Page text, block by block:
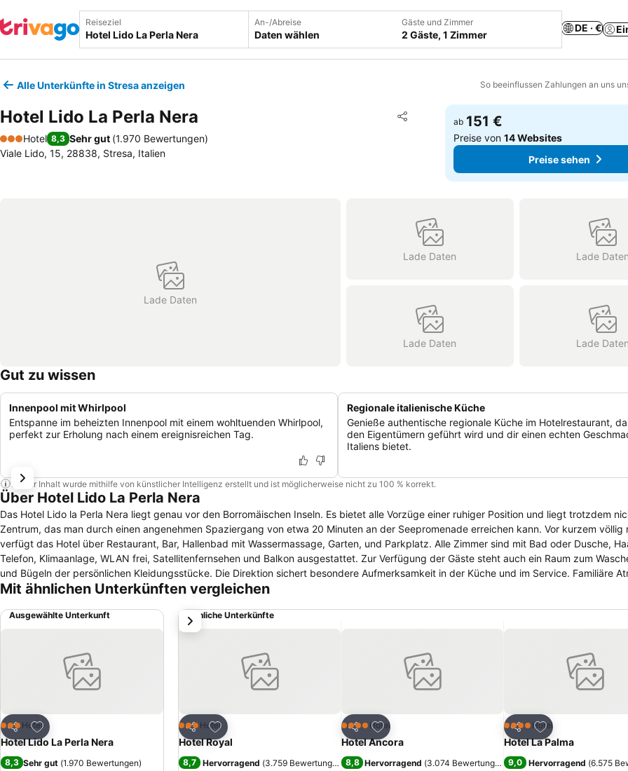
Reiseziel An-/Abreise
Daten wählen
Gäste und Zimmer
2 Gäste, 1 Zimmer
DE · €
Alle Unterkünfte in Stresa anzeigen So beeinflussen Zahlungen an uns
Hotel Lido La Perla Nera Teilen
Zu Favoriten hinzufügen
3 Sterne
Hotel 8,3 Sehr gut (1.970 Bewertungen)
Viale Lido, 15, 28838, Stresa, Italien
ab 151 €
Preise von14 Websites
Preise sehen
Lade Daten
Lade Daten Lade Daten
Lade Daten Lade Daten
Gut zu wissen
Innenpool mit Whirlpool
Entspanne im beheizten Innenpool mit einem wohltuenden Whirlpool,
perfekt zur Erholung nach einem ereignisreichen Tag.
Regionale italienische Küche
Genieße authentische regionale Küche im Hotelrestaurant,
den Eigentümern geführt wird und dir einen echten
Italiens bietet.
Dieser Inhalt wurde mithilfe von künstlicher Intelligenz erstellt und ist möglicherweise nicht zu 100 % korrekt.
Über Hotel Lido La Perla Nera
Das Hotel Lido la Perla Nera liegt genau vor den Borromäischen Inseln. Es bietet alle Vorzüge einer ruhiger Position und liegt trotzdem
Zentrum, das man durch einen angenehmen Spaziergang von etwa 20 Minuten an der Seepromenade erreichen kann. Vor kurzem völlig
verfügt das Hotel über Restaurant, Bar, Hallenbad mit Wassermassage, Garten, und Parkplatz. Alle Zimmer sind mit Bad oder Dusche,
Telefon, Klimaanlage, WLAN frei, Satellitenfernsehen und Balkon ausgestattet. Zur Verfügung der Gäste steht auch ein Raum zum
und Bügeln der persönlichen Kleidungsstücke. Die Direktion sichert besondere Aufmerksamkeit in der Küche und im Service. Familiäre
Mit ähnlichen Unterkünften vergleichen
Ausgewählte Unterkunft
Teilen
Zu Favoriten hinzufügen
3 SterneHotel
Hotel Lido La Perla Nera
8,3 Sehr gut (1.970 Bewertungen)
Ähnliche Unterkünfte
Teilen
Zu Favoriten hinzufügen
3 SterneHotel
Hotel Royal
8,7 Hervorragend (3.759 Bewertungen)
Teilen
Zu Favoriten hinzufügen
4 SterneHotel
Hotel Ancora
8,8 Hervorragend (3.074 Bewertungen)
Teilen
Zu Favoriten
4 SterneHotel
Hotel La Palma
9,0 Hervorragend (6.575
weiter